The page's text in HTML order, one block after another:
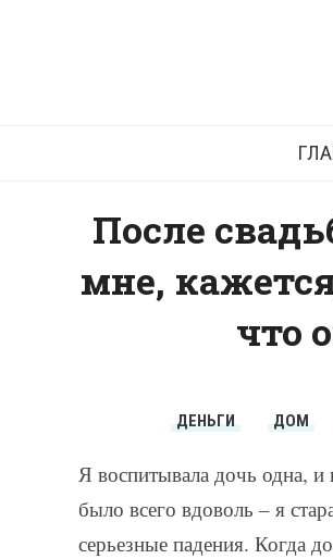
После
мне,
что
ДЕНЬГИ ДОМ
Я воспитывала дочь одна,
было всего вдоволь – я
серьезные падения. Когда